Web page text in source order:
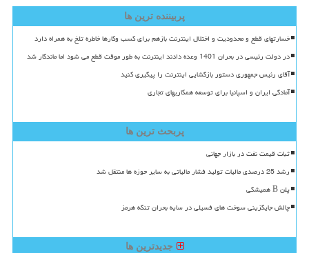
پربیننده ترین ها
خسارتهای قطع و محدودیت و اختلال اینترنت بازهم برای کسب وکارها خاطره تلخ به همراه دارد
در دولت رئیسی در بحران 1401 وعده دادند اینترنت به طور موقت قطع می شود اما ماندگار شد
آقای رئیس جمهوری دستور بازگشایی اینترنت را پیگیری کنید
آمادگی ایران و اسپانیا برای توسعه همکاریهای تجاری
پربحث ترین ها
ثبات قیمت نفت در بازار جهانی
رشد 25 درصدی مالیات تولید فشار مالیاتی به سایر حوزه ها منتقل شد
پلن B همیشگی
چالش جایگزینی سوخت های فسیلی در سایه بحران تنگه هرمز
جدیدترین ها